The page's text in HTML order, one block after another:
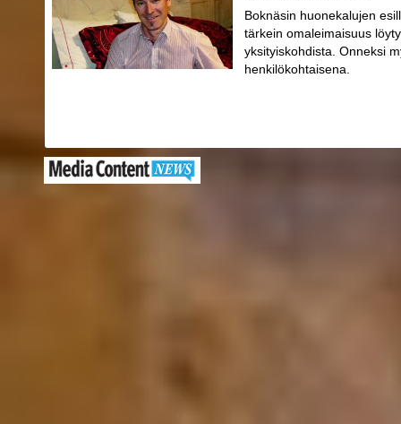
Boknäsin huonekalujen
tärkein omaleimaisuus
yksityiskohdista. Onneksi
henkilökohtaisena.